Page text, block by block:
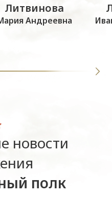
Литвинова
Андреевна
новости
полк